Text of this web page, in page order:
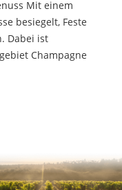
Mit einem
besiegelt, Feste
Dabei ist
Champagne